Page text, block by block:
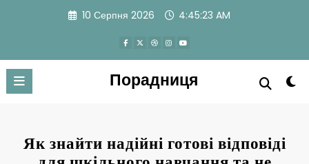
10 Серпня 2026 4:45:24 AM
Порадниця
Як знайти надійні готові відповіді